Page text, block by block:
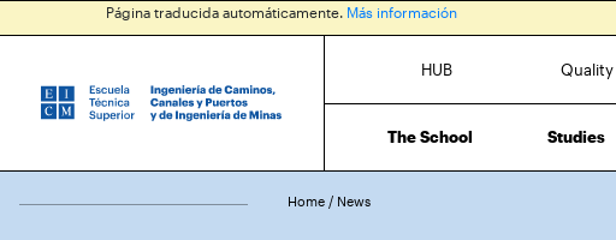
Página traducida automáticamente. Más información
HUB Quality
The School Studies
Home / News